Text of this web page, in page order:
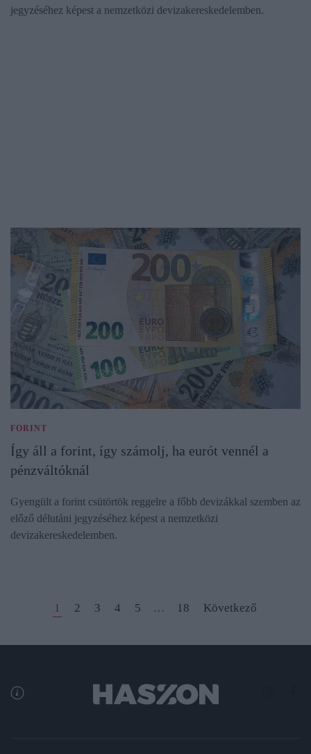
jegyzéséhez képest a nemzetközi devizakereskedelemben.
FORINT
Így áll a forint, így számolj, ha eurót vennél a
pénzváltóknál
Gyengült a forint csütörtök reggelre a főbb devizákkal szemben az
előző délutáni jegyzéséhez képest a nemzetközi
devizakereskedelemben.
1 2 3 4 5 … 18 Következő